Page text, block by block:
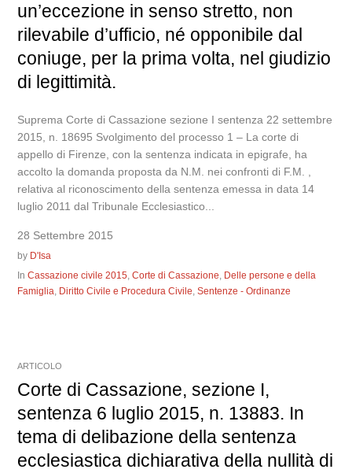
un’eccezione in senso stretto, non
rilevabile d’ufficio, né opponibile dal
coniuge, per la prima volta, nel giudizio
di legittimità.
Suprema Corte di Cassazione sezione I sentenza 22 settembre
2015, n. 18695 Svolgimento del processo 1 – La corte di
appello di Firenze, con la sentenza indicata in epigrafe, ha
accolto la domanda proposta da N.M. nei confronti di F.M. ,
relativa al riconoscimento della sentenza emessa in data 14
luglio 2011 dal Tribunale Ecclesiastico...
28 Settembre 2015
by D'Isa
InCassazione civile 2015,Corte di Cassazione, Delle persone e della
Famiglia, Diritto Civile e Procedura Civile,Sentenze - Ordinanze
ARTICOLO
Corte di Cassazione, sezione I,
sentenza 6 luglio 2015, n. 13883. In
tema di delibazione della sentenza
ecclesiastica dichiarativa della nullità di